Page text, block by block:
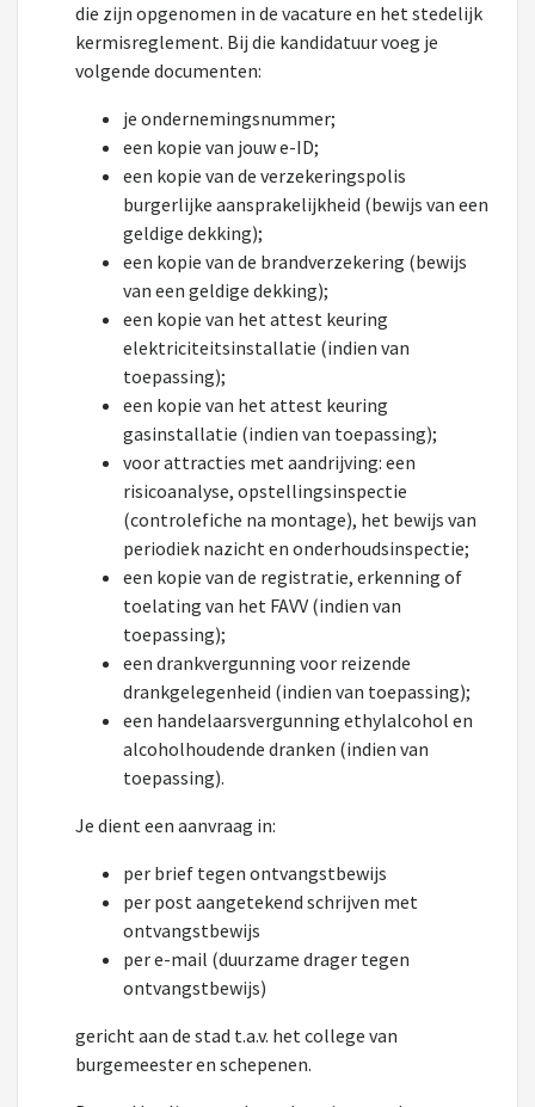
die zijn opgenomen in de vacature en het stedelijk
kermisreglement. Bij die kandidatuur voeg je
volgende documenten:
je ondernemingsnummer;
een kopie van jouw e-ID;
een kopie van de verzekeringspolis
burgerlijke aansprakelijkheid (bewijs van een
geldige dekking);
een kopie van de brandverzekering (bewijs
van een geldige dekking);
een kopie van het attest keuring
elektriciteitsinstallatie (indien van
toepassing);
een kopie van het attest keuring
gasinstallatie (indien van toepassing);
voor attracties met aandrijving: een
risicoanalyse, opstellingsinspectie
(controlefiche na montage), het bewijs van
periodiek nazicht en onderhoudsinspectie;
een kopie van de registratie, erkenning of
toelating van het FAVV (indien van
toepassing);
een drankvergunning voor reizende
drankgelegenheid (indien van toepassing);
een handelaarsvergunning ethylalcohol en
alcoholhoudende dranken (indien van
toepassing).
Je dient een aanvraag in:
per brief tegen ontvangstbewijs
per post aangetekend schrijven met
ontvangstbewijs
per e-mail (duurzame drager tegen
ontvangstbewijs)
gericht aan de stad t.a.v. het college van
burgemeester en schepenen.